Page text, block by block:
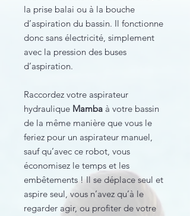
la prise balai ou à la bouche
d’aspiration du bassin. Il fonctionne
donc sans électricité, simplement
avec la pression des buses
d’aspiration.
Raccordez votre aspirateur
hydraulique Mamba à votre bassin
de la même manière que vous le
feriez pour un aspirateur manuel,
sauf qu’avec ce robot, vous
économisez le temps et les
embêtements ! Il se déplace seul et
aspire seul, vous n’avez qu’à le
regarder agir, ou profiter de votre